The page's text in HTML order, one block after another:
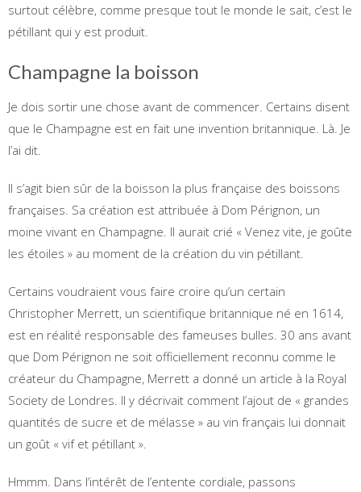
surtout célèbre, comme presque tout le monde le sait, c’est le
pétillant qui y est produit.
Champagne la boisson
Je dois sortir une chose avant de commencer. Certains disent
que le Champagne est en fait une invention britannique. Là. Je
l’ai dit.
Il s’agit bien sûr de la boisson la plus française des boissons
françaises. Sa création est attribuée à Dom Pérignon, un
moine vivant en Champagne. Il aurait crié « Venez vite, je goûte
les étoiles » au moment de la création du vin pétillant.
Certains voudraient vous faire croire qu’un certain
Christopher Merrett, un scientifique britannique né en 1614,
est en réalité responsable des fameuses bulles. 30 ans avant
que Dom Pérignon ne soit officiellement reconnu comme le
créateur du Champagne, Merrett a donné un article à la Royal
Society de Londres. Il y décrivait comment l’ajout de « grandes
quantités de sucre et de mélasse » au vin français lui donnait
un goût « vif et pétillant ».
Hmmm. Dans l’intérêt de l’entente cordiale, passons